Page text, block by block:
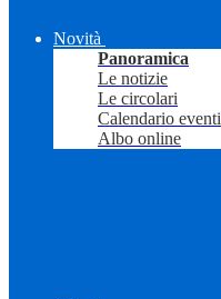
Novità
Panoramica
Le notizie
Le circolari
Calendario eventi
Albo online